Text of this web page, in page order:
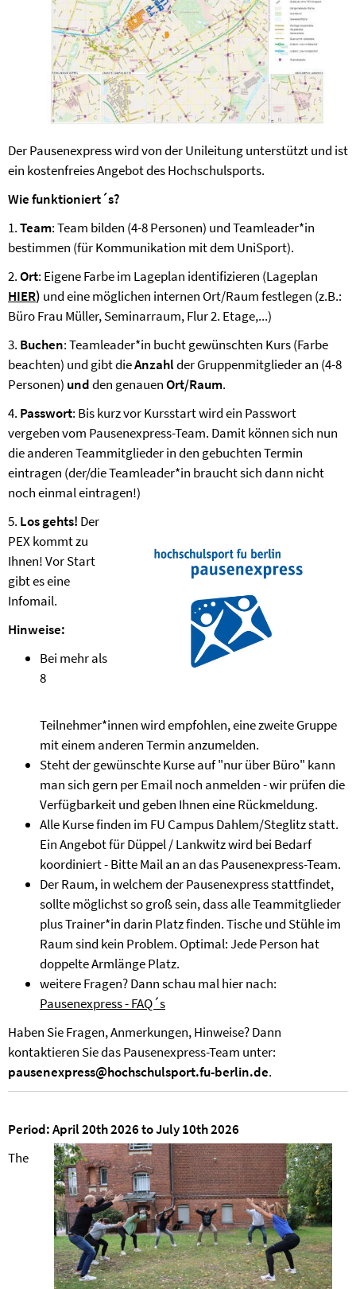
Der Pausenexpress wird von der Unileitung unterstützt und ist
ein kostenfreies Angebot des Hochschulsports.
Wie funktioniert´s?
1.Team: Team bilden (4-8 Personen) und Teamleader*in
bestimmen (für Kommunikation mit dem UniSport).
2.Ort: Eigene Farbe im Lageplan identifizieren (Lageplan
HIER) und eine möglichen internen Ort/Raum festlegen (z.B.:
Büro Frau Müller, Seminarraum, Flur 2. Etage,...)
3. Buchen: Teamleader*in bucht gewünschten Kurs (Farbe
beachten) und gibtdieAnzahlder Gruppenmitglieder an (4-8
Personen) undden genauenOrt/Raum.
4. Passwort: Bis kurz vor Kursstart wird ein Passwort
vergeben vom Pausenexpress-Team. Damit können sich nun
die anderen Teammitglieder in den gebuchten Termin
eintragen (der/die Teamleader*in braucht sich dann nicht
noch einmal eintragen!)
5. Los gehts! Der
PEX kommt zu
Ihnen! Vor Start
gibt es eine
Infomail.
Hinweise:
Bei mehr als
8
Teilnehmer*innen wird empfohlen, eine zweite Gruppe
mit einem anderen Termin anzumelden.
Steht der gewünschte Kurse auf "nur über Büro" kann
man sich gern per Email noch anmelden - wir prüfen die
Verfügbarkeit und geben Ihnen eine Rückmeldung.
Alle Kurse finden im FU Campus Dahlem/Steglitz statt.
Ein Angebot für Düppel / Lankwitz wird bei Bedarf
koordiniert - Bitte Mail an an das Pausenexpress-Team.
Der Raum, in welchem der Pausenexpress stattfindet,
sollte möglichst so groß sein, dass alle Teammitglieder
plus Trainer*in darin Platz finden. Tische und Stühle im
Raum sind kein Problem. Optimal: Jede Person hat
doppelte Armlänge Platz.
weitere Fragen? Dann schau mal hier nach:
Pausenexpress - FAQ´s
Haben Sie Fragen, Anmerkungen, Hinweise? Dann
kontaktieren Sie das Pausenexpress-Team unter:
pausenexpress@hochschulsport.fu-berlin.de.
Period: April 20th 2026 to July 10th 2026
The